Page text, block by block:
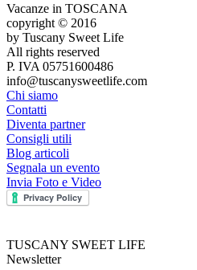
Vacanze in TOSCANA
copyright © 2016
by Tuscany Sweet Life
All rights reserved
P. IVA 05751600486
info@tuscanysweetlife.com
Chi siamo
Contatti
Diventa partner
Consigli utili
Blog articoli
Segnala un evento
Invia Foto e Video
TUSCANY SWEET LIFE
Newsletter